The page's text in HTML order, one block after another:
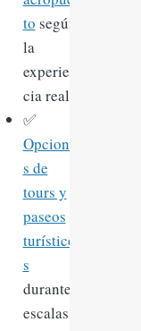
to según
la
experien
cia real
✅
Opcione
s de
tours y
paseos
turístico
s
durante
escalas